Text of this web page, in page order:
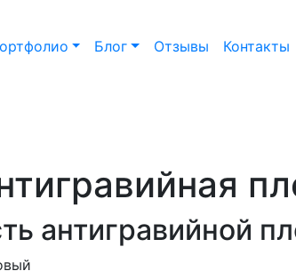
Блог Отзывы Контакты
антигравийной